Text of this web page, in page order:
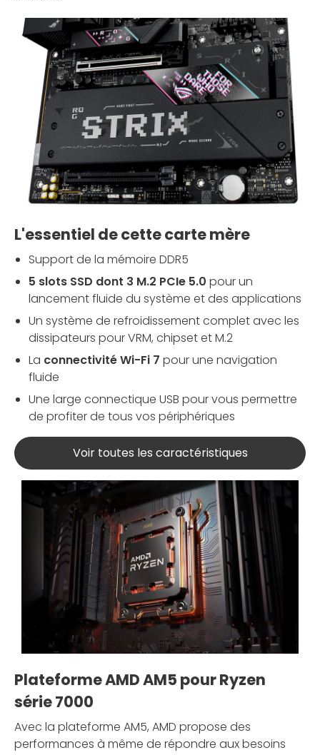
L'essentiel de cette carte mère
Support de la mémoire DDR5
5 slots SSD dont 3 M.2 PCIe 5.0 pour un
lancement fluide du système et des applications
Un système de refroidissement complet avec les
dissipateurs pour VRM, chipset et M.2
La connectivité Wi-Fi 7 pour une navigation
fluide
Une large connectique USB pour vous permettre
de profiter de tous vos périphériques
Voir toutes les caractéristiques
Plateforme AMD AM5 pour Ryzen
série 7000
Avec la plateforme AM5, AMD propose des
performances à même de répondre aux besoins